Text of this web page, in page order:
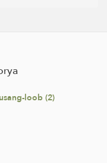
loob (2)